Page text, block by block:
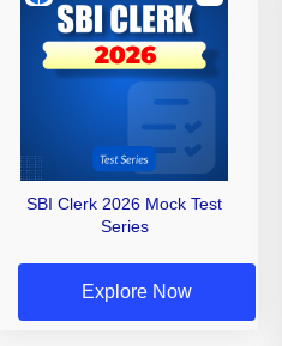
SBI Clerk 2026 Mock Test
Series
Explore Now